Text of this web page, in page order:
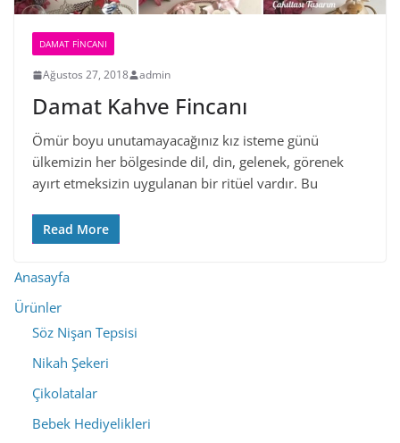
DAMAT FINCANI
Ağustos 27, 2018 admin
Damat Kahve Fincanı
Ömür boyu unutamayacağınız kız isteme günü
ülkemizin her bölgesinde dil, din, gelenek, görenek
ayırt etmeksizin uygulanan bir ritüel vardır. Bu
Read More
Anasayfa
Ürünler
Söz Nişan Tepsisi
Nikah Şekeri
Çikolatalar
Bebek Hediyelikleri